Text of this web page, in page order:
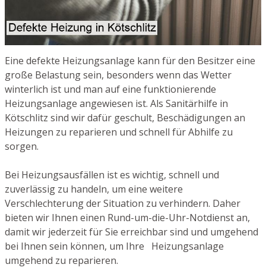
Eine defekte Heizungsanlage kann für den Besitzer eine
große Belastung sein, besonders wenn das Wetter
winterlich ist und man auf eine funktionierende
Heizungsanlage angewiesen ist. Als Sanitärhilfe in
Kötschlitz sind wir dafür geschult, Beschädigungen an
Heizungen zu reparieren und schnell für Abhilfe zu
sorgen.
Bei Heizungsausfällen ist es wichtig, schnell und
zuverlässig zu handeln, um eine weitere
Verschlechterung der Situation zu verhindern. Daher
bieten wir Ihnen einen Rund-um-die-Uhr-Notdienst an,
damit wir jederzeit für Sie erreichbar sind und umgehend
bei Ihnen sein können, um Ihre Heizungsanlage
umgehend zu reparieren.